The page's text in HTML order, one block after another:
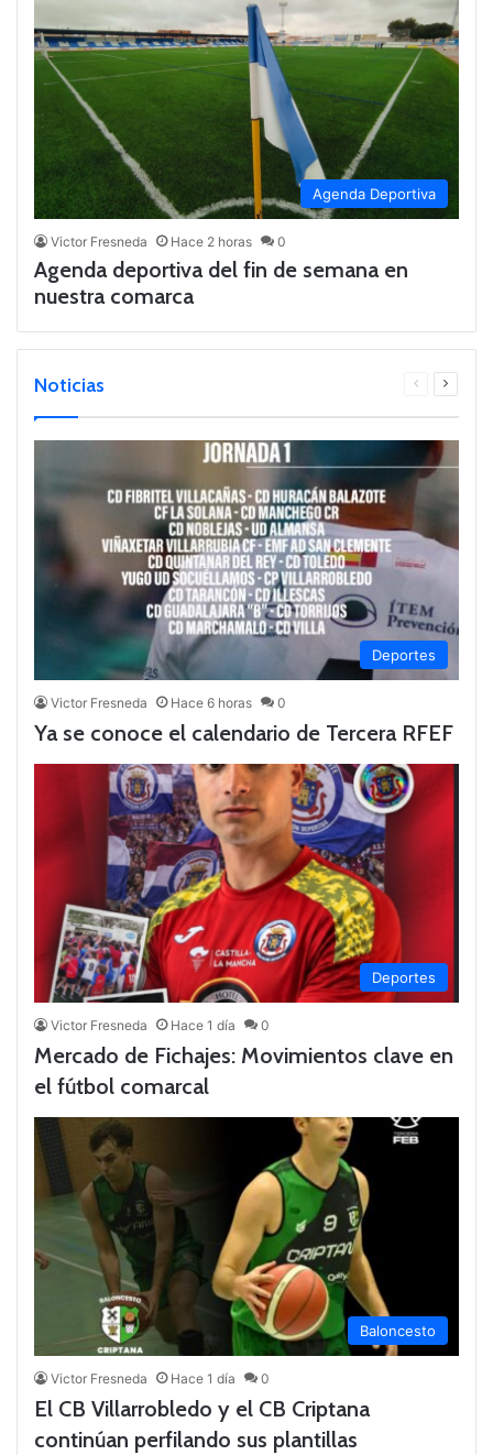
Agenda Deportiva
Victor Fresneda Hace 2 horas 0
Agenda deportiva del fin de semana en
nuestra comarca
Noticias
Página
Deportes
Victor Fresneda Hace 6 horas 0
Ya se conoce el calendario de Tercera RFEF
Deportes
Victor Fresneda Hace 1 día 0
Mercado de Fichajes: Movimientos clave en
el fútbol comarcal
Baloncesto
Victor Fresneda Hace 1 día 0
El CB Villarrobledo y el CB Criptana
continúan perfilando sus plantillas